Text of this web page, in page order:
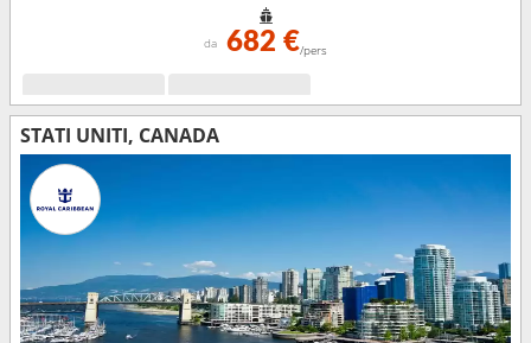
da 682 €/pers
STATI UNITI, CANADA